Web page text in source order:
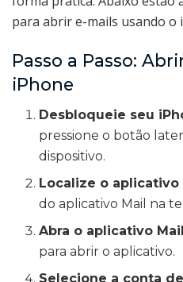
para abrir e-mails usando o
Passo a Passo:
iPhone
Desbloqueie seu
pressione o botão
dispositivo.
Localize o aplicativo
do aplicativo Mail na
Abra o aplicativo
para abrir o aplicativo.
Selecione a conta